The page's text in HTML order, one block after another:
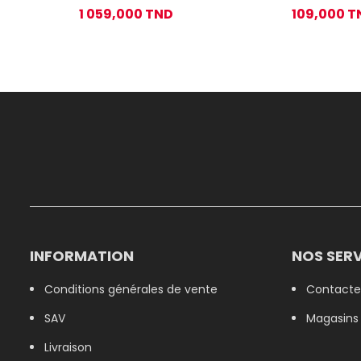
1 059,000 TND Blanc
109,000
INFORMATION
Conditions générales de vente
SAV
Livraison
NOS
Magasins